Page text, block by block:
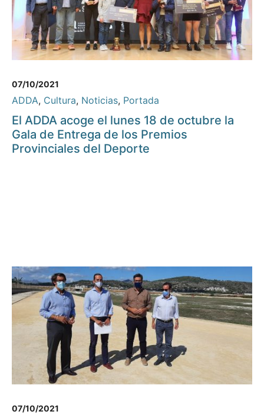
07/10/2021
ADDA, Cultura, Noticias, Portada
El ADDA acoge el lunes 18 de octubre la
Gala de Entrega de los Premios
Provinciales del Deporte
07/10/2021